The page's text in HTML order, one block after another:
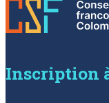
Inscription